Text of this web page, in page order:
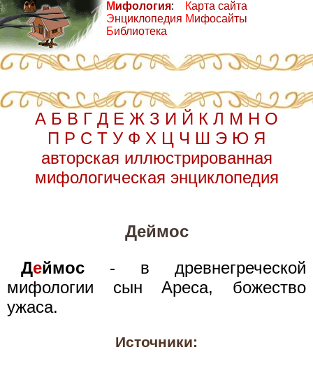
Мифология:
Энциклопедия
Библиотека
Карта сайта
Мифосайты
А Б В Г Д Е Ж З И Й К Л М Н О
П Р С Т У Ф Х Ц Ч Ш Э Ю Я
авторская иллюстрированная
мифологическая энциклопедия
Деймос
Деймос - в древнегреческой
мифологии сын Ареса, божество
ужаса.
Источники: